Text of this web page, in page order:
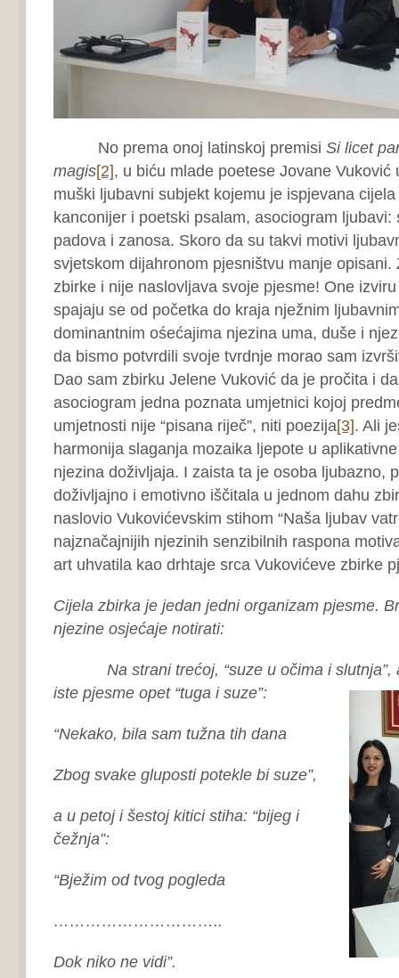
No prema onoj latinskoj premisi Si licet
magis[2], u biću mlade poetese Jovane Vuković
muški ljubavni subjekt kojemu je ispjevana
kanconijer i poetski psalam, asociogram ljubavi:
padova i zanosa. Skoro da su takvi motivi
svjetskom dijahronom pjesništvu manje opisani.
zbirke i nije naslovljava svoje pjesme! One
spajaju se od početka do kraja nježnim
dominantnim ośećajima njezina uma, duše i
da bismo potvrdili svoje tvrdnje morao sam
Dao sam zbirku Jelene Vuković da je pročita i
asociogram jedna poznata umjetnici kojoj
umjetnosti nije “pisana riječ”, niti poezija[3]. Ali
harmonija slaganja mozaika ljepote u
njezina doživljaja. I zaista ta je osoba ljubazno,
doživljajno i emotivno iščitala u jednom dahu
naslovio Vukovićevskim stihom “Naša ljubav
najznačajnijih njezinih senzibilnih raspona
art uhvatila kao drhtaje srca Vukovićeve zbirke
Cijela zbirka je jedan jedni organizam pjesme.
njezine osjećaje notirati:
Na strani trećoj, “suze u očima i slutnja”,
iste pjesme opet “tuga i suze”:
“Nekako, bila sam tužna tih dana
Zbog svake gluposti potekle bi suze”,
a u petoj i šestoj kitici stiha: “bijeg i
čežnja”:
“Bježim od tvog pogleda
…………………………..
Dok niko ne vidi”.